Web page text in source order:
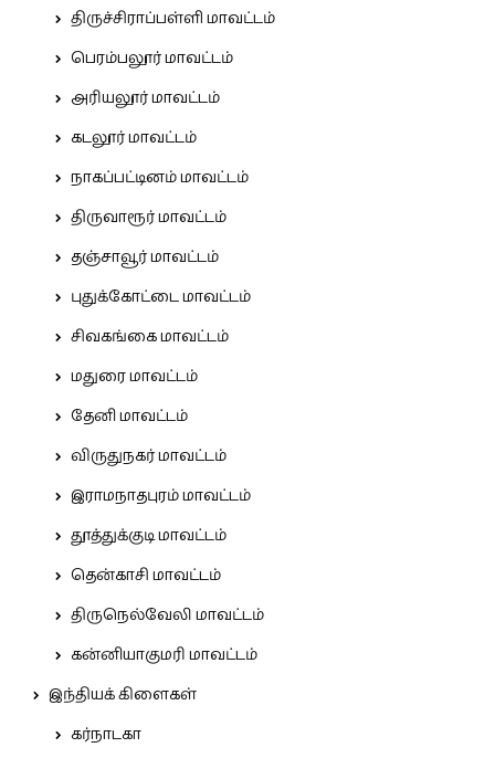
திருச்சிராப்பள்ளி மாவட்டம்
பெரம்பலூர் மாவட்டம்
அரியலூர் மாவட்டம்
கடலூர் மாவட்டம்
நாகப்பட்டினம் மாவட்டம்
திருவாரூர் மாவட்டம்
தஞ்சாவூர் மாவட்டம்
புதுக்கோட்டை மாவட்டம்
சிவகங்கை மாவட்டம்
மதுரை மாவட்டம்
தேனி மாவட்டம்
விருதுநகர் மாவட்டம்
இராமநாதபுரம் மாவட்டம்
தூத்துக்குடி மாவட்டம்
தென்காசி மாவட்டம்
திருநெல்வேலி மாவட்டம்
கன்னியாகுமரி மாவட்டம்
இந்தியக் கிளைகள்
கர்நாடகா